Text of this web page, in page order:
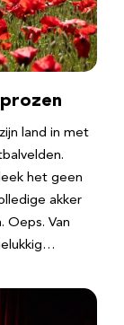
land in met
het geen
akker
Oeps. Van